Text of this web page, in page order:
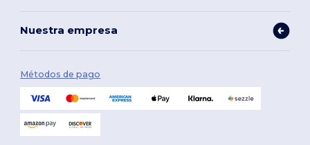
Nuestra empresa
Métodos de pago